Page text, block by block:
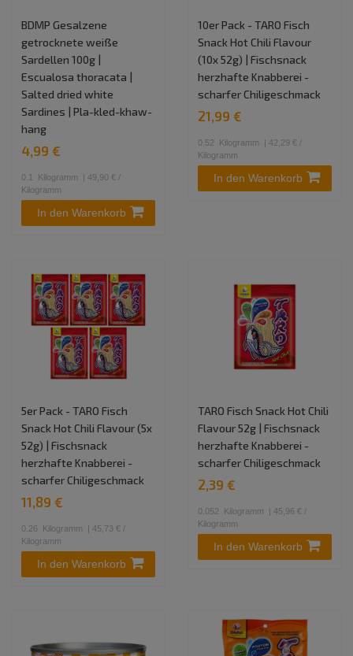
BDMP Gesalzene
getrocknete weiße
Sardellen 100g |
Escualosa thoracata |
Salted dried white
Sardines | Pla-kled-khaw-
hang
4,99 €
0.1 Kilogramm
| 49,90 € /
Kilogramm
In den Warenkorb
10er Pack - TARO Fisch
Snack Hot Chili Flavour
(10x 52g) | Fischsnack
herzhafte Knabberei -
scharfer Chiligeschmack
21,99 €
0.52 Kilogramm
| 42,29 € /
Kilogramm
In den Warenkorb
5er Pack - TARO Fisch
Snack Hot Chili Flavour (5x
52g) | Fischsnack
herzhafte Knabberei -
scharfer Chiligeschmack
11,89 €
0.26 Kilogramm
| 45,73 € /
Kilogramm
In den Warenkorb
TARO Fisch Snack Hot Chili
Flavour 52g | Fischsnack
herzhafte Knabberei -
scharfer Chiligeschmack
2,39 €
0.052 Kilogramm
| 45,96 € /
Kilogramm
In den Warenkorb